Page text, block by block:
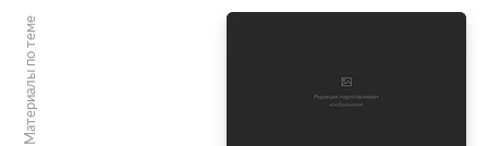
Материалы по теме